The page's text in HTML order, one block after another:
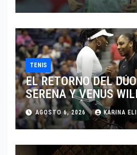
TENIS
EL RETORNO DEL
SERENA Y VENUS
DISPUTARÁN LOS
CINCINNATI 2026
AGOSTO 6, 2026 KARINA